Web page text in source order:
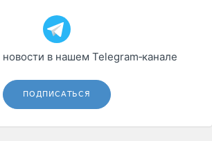
в нашем Telegram‑канале
ПОДПИСАТЬСЯ